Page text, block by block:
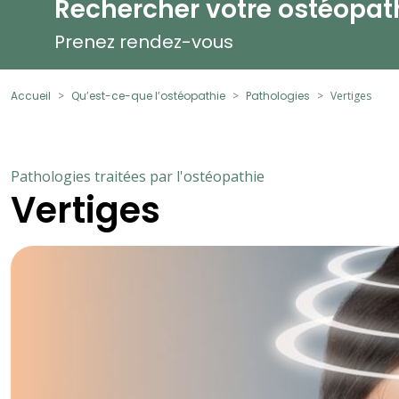
Rechercher votre
Prenez rendez-vous
Accueil Qu’est-ce-que l’ostéopathie Pathologies Vertiges
Pathologies traitées par l'ostéopathie
Vertiges